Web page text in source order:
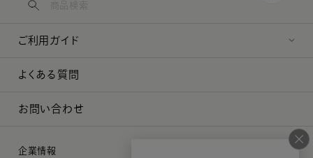
ご利用ガイド
よくある質問
お問い合わせ
企業情報